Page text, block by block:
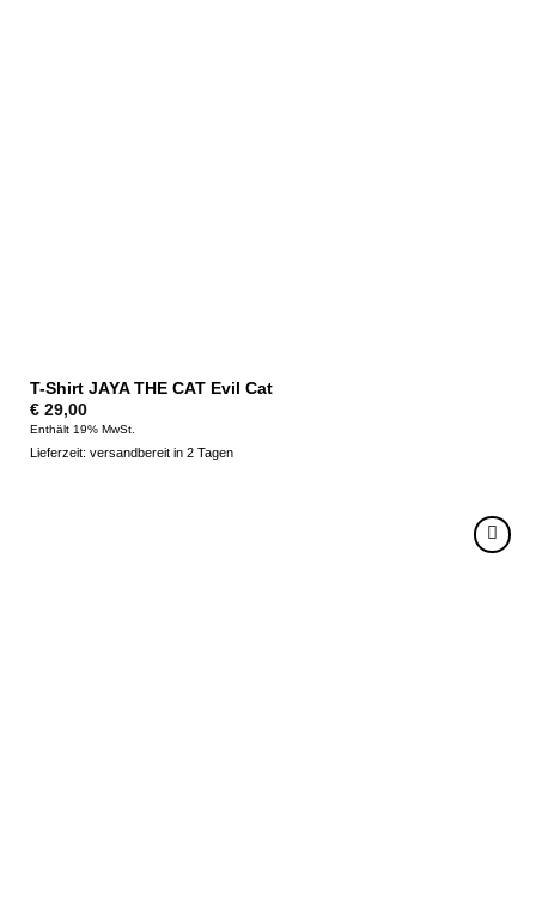
T-Shirt JAYA THE CAT Evil Cat
€29,00
Enthält 19% MwSt.
Lieferzeit: versandbereit in 2 Tagen